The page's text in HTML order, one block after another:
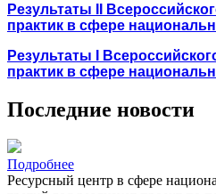
Результаты II
практик в сфере
Результаты I
практик в сфере
Последние новости
Подробнее
Ресурсный центр в сфере